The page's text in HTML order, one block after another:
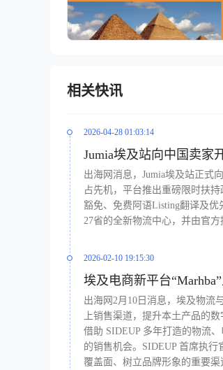
相关快讯
2026-04-28 01:03:14
Jumia埃及站向中国卖家
出海网消息，Jumia埃及站正式
占先机，平台推出重磅限时扶
豁免、免费阿语Listing翻译及优
27省的全新物流中心，并由官
2026-02-10 19:15:30
埃及电商新平台
出海网2月10日消息，埃及物流
上销售渠道，提升本土产品的
借助 SIDEUP 多年打造的物流
的销售机会。SIDEUP 首席执行
覆盖面、树立品牌形象的重要